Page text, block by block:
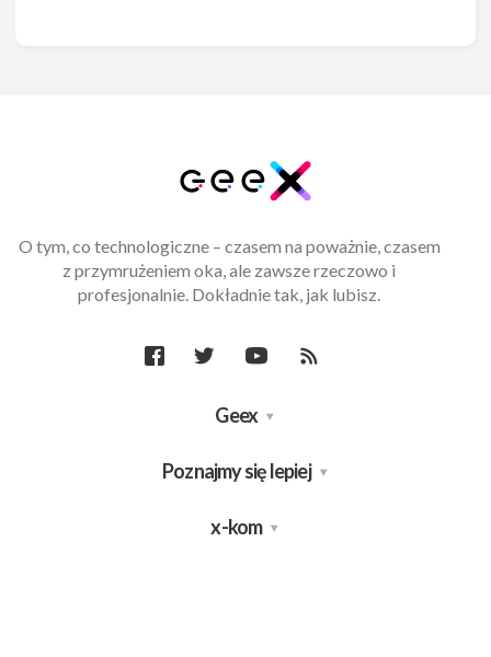
O tym, co technologiczne – czasem na poważnie, czasem
z przymrużeniem oka, ale zawsze rzeczowo i
profesjonalnie. Dokładnie tak, jak lubisz.
Geex
Poznajmy się lepiej
x-kom